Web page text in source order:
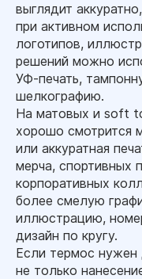
выглядит
при активном
логотипов,
решений можно
УФ-печать,
шелкографию.
На матовых и soft
хорошо смотрится
или аккуратная
мерча, спортивных
корпоративных
более смелую
иллюстрацию,
дизайн по кругу.
Если термос нужен
не только